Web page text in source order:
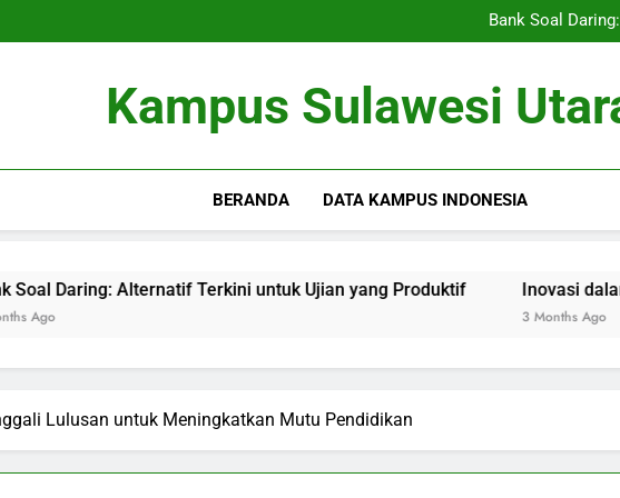
Bank Soal
Inovasi dalam
Bank Soal
Inovasi dalam
Kampus Sulawesi
BERANDA DATA KAMPUS INDONESIA
Alternatif Terkini untuk Ujian yang Produktif Inovasi dalam
Lulusan untuk Meningkatkan Mutu Pendidikan